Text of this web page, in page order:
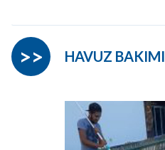
HAVUZ BAKIMI
>>